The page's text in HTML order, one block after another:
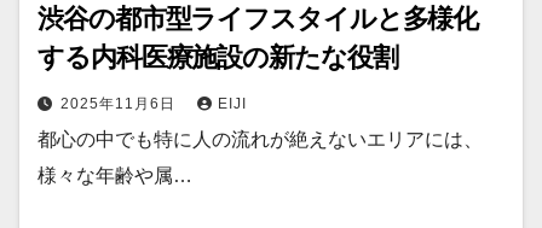
渋谷の都市型ライフスタイルと多様化
する内科医療施設の新たな役割
2025年11月6日 EIJI
都心の中でも特に人の流れが絶えないエリアには、
様々な年齢や属…